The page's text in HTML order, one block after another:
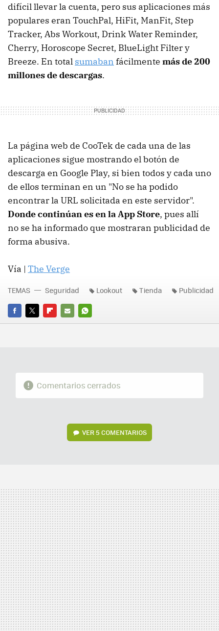
difícil llevar la cuenta, pero sus aplicaciones más
populares eran TouchPal, HiFit, ManFit, Step
Tracker, Abs Workout, Drink Water Reminder,
Cherry, Horoscope Secret, BlueLight Filter y
Breeze. En total sumaban fácilmente más de 200
millones de descargas.
La página web de CooTek de cada una de las
aplicaciones sigue mostrando el botón de
descarga en Google Play, si bien todos y cada uno
de ellos terminan en un "No se ha podido
encontrar la URL solicitada en este servidor".
Donde continúan es en la App Store, pues allí
no se ha informado que mostraran publicidad de
forma abusiva.
Vía | The Verge
FACEBOOK
TWITTERFLIPBOARD
E-
WHATSAPP
TEMAS Seguridad Lookout Tienda Publicidad
Comentarios cerrados
VER5 COMENTARIOS